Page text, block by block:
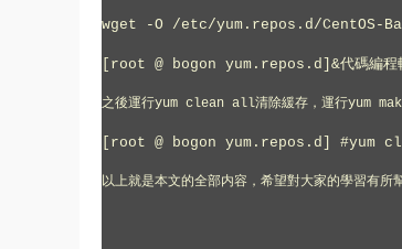
wget -O /etc/yum.repos.d/CentOS-
[root @ bogon yum.repos.d]&代碼編程
之後運行yum clean all清除緩存，運行yum
[root @ bogon yum.repos.d] #yum
以上就是本文的全部内容，希望對大家的學習有所